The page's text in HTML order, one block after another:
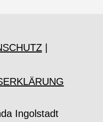
|
Ingolstadt